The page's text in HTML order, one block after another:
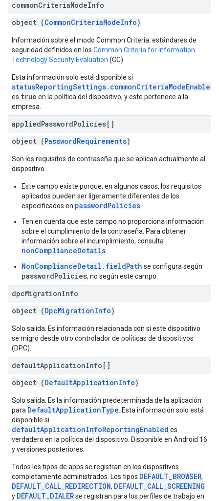
commonCriteriaModeInfo
object (CommonCriteriaModeInfo)
Información sobre el modo Common Criteria: estándares de
seguridad definidos en los Common Criteria for Information
Technology Security Evaluation (CC)
Esta información solo está disponible si
statusReportingSettings.commonCriteriaModeEnabled
es true en la política del dispositivo, y este pertenece a la
empresa.
appliedPasswordPolicies[]
object (PasswordRequirements)
Son los requisitos de contraseña que se aplican actualmente al
dispositivo.
Este campo existe porque, en algunos casos, los requisitos
aplicados pueden ser ligeramente diferentes de los
especificados en passwordPolicies
Ten en cuenta que este campo no proporciona información
sobre el cumplimiento de la contraseña. Para obtener
información sobre el incumplimiento, consulta
nonComplianceDetails
NonComplianceDetail.fieldPath se configura según
passwordPolicies, no según este campo.
dpcMigrationInfo
object (DpcMigrationInfo)
Solo salida. Es información relacionada con si este dispositivo
se migró desde otro controlador de políticas de dispositivos
(DPC).
defaultApplicationInfo[]
object (DefaultApplicationInfo)
Solo salida. Es la información predeterminada de la aplicación
para DefaultApplicationType . Esta información solo está
disponible si
defaultApplicationInfoReportingEnabled es
verdadero en la política del dispositivo. Disponible en Android 16
y versiones posteriores.
Todos los tipos de apps se registran en los dispositivos
completamente administrados. Los tipos DEFAULT_BROWSER,
DEFAULT_CALL_REDIRECTION, DEFAULT_CALL_SCREENING
y DEFAULT_DIALERse registran para los perfiles de trabajo en